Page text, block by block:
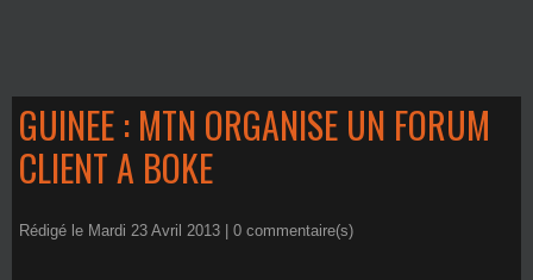
GUINEE : MTN ORGANISE UN FORUM
CLIENT A BOKE
Rédigé le Mardi 23 Avril 2013 | 0 commentaire(s)